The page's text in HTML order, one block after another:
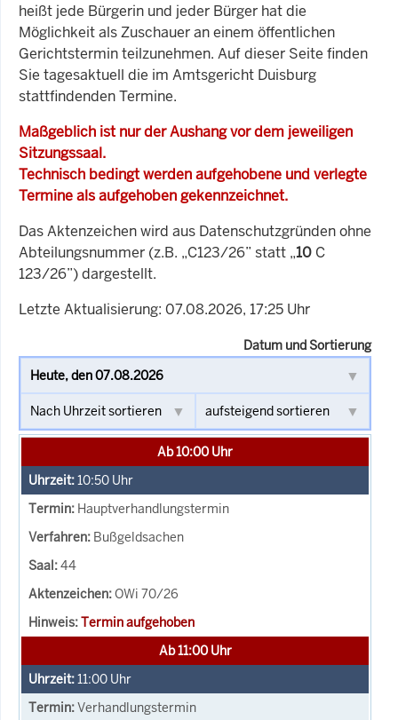
heißt jede Bürgerin und jeder Bürger hat die
Möglichkeit als Zuschauer an einem öffentlichen
Gerichtstermin teilzunehmen. Auf dieser Seite finden
Sie tagesaktuell die im Amtsgericht Duisburg
stattfindenden Termine.
Maßgeblich ist nur der Aushang vor dem jeweiligen
Sitzungssaal.
Technisch bedingt werden aufgehobene und verlegte
Termine als aufgehoben gekennzeichnet.
Das Aktenzeichen wird aus Datenschutzgründen ohne
Abteilungsnummer (z.B. „C123/26” statt „10 C
123/26”) dargestellt.
Letzte Aktualisierung: 07.08.2026, 17:25 Uhr
Datum und Sortierung
Ab 10:00 Uhr
10:50 Uhr
Hauptverhandlungstermin
Bußgeldsachen
44
OWi 70/26
Termin aufgehoben
Ab 11:00 Uhr
11:00 Uhr
Verhandlungstermin